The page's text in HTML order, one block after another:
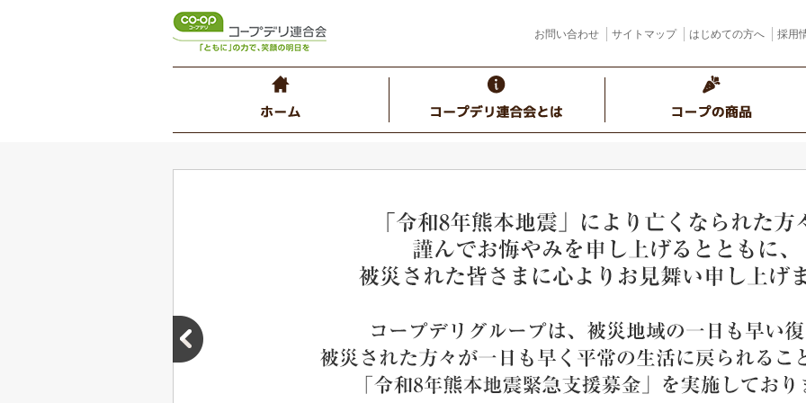
お問い合わせ サイトマップ はじめての方へ 採用